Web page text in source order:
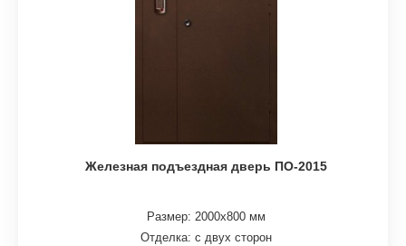
Железная подъездная дверь ПО-2015
Размер: 2000х800 мм
Отделка: с двух сторон